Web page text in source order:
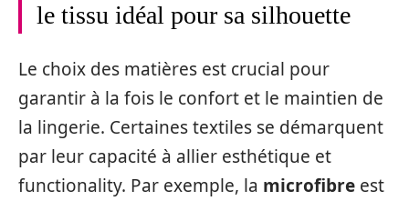
le tissu idéal pour sa silhouette
Le choix des matières est crucial pour
garantir à la fois le confort et le maintien de
la lingerie. Certaines textiles se démarquent
par leur capacité à allier esthétique et
functionality. Par exemple, la microfibre est